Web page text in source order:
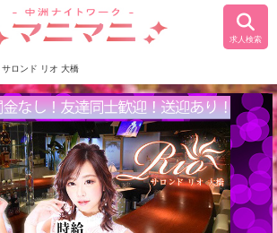
求人検索
サロンド リオ 大橋